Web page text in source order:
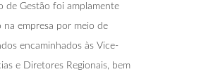
de Gestão foi amplamente
na empresa por meio de
encaminhados às Vice-
e Diretores Regionais, bem